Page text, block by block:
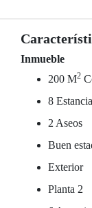
Inmueble
200 M2
8
2 Aseos
Buen
Exterior
Planta 2